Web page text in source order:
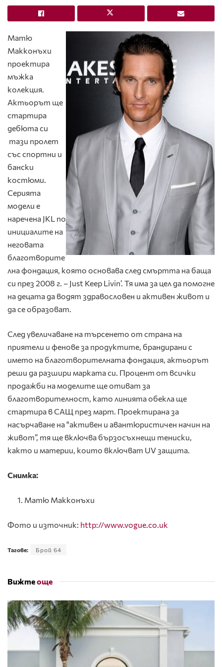
Матю
Макконъхи
проектира
мъжка
колекция.
Актьорът ще
стартира
дебюта си
тази пролет
със спортни и
бански
костюми.
Серията
модели е
наречена JKL по
инициалите на
неговата
благотворите
лна фондация, която основава след смъртта на баща
си през 2008 г. – Just Keep Livin’. Тя има за цел да помогне
на децата да водят здравословен и активен живот и
да се образоват.
След увеличаване на търсенето от страна на
приятели и фенове за продуктите, брандирани с
името на благотворителната фондация, актьорът
реши да разшири марката си. Процент от всички
продажби на моделите ще отиват за
благотворителност, като линията обекла ще
стартира в САЩ през март. Проектирана за
насърчаване на "активен и авантюристичен начин на
живот”, тя ще включва бързосъхнещи тениски,
както и материи, които включват UV защита.
Снимка:
Матю Макконъхи
Фото и източник: http://www.vogue.co.uk
Тагове: Брой 64
Вижтеоще